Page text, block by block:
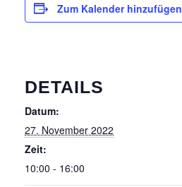
Zum Kalender hinzufügen
DETAILS
Datum:
27. November 2022
Zeit:
10:00 - 16:00